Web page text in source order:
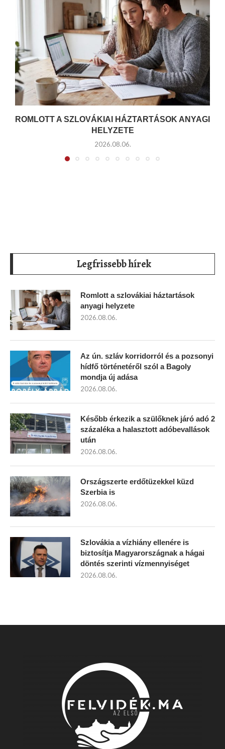
ROMLOTT A SZLOVÁKIAI HÁZTARTÁSOK ANYAGI
HELYZETE
2026.08.06.
Legfrissebb hírek
Romlott a szlovákiai háztartások
anyagi helyzete
2026.08.06.
Az ún. szláv korridorról és a pozsonyi
hídfő történetéről szól a Bagoly
mondja új adása
2026.08.06.
Később érkezik a szülőknek járó adó 2
százaléka a halasztott adóbevallások
után
2026.08.06.
Országszerte erdőtüzekkel küzd
Szerbia is
2026.08.06.
Szlovákia a vízhiány ellenére is
biztosítja Magyarországnak a hágai
döntés szerinti vízmennyiséget
2026.08.06.